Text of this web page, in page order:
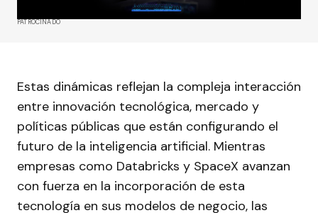
PATROCINADO
Estas dinámicas reflejan la compleja interacción
entre innovación tecnológica, mercado y
políticas públicas que están configurando el
futuro de la inteligencia artificial. Mientras
empresas como Databricks y SpaceX avanzan
con fuerza en la incorporación de esta
tecnología en sus modelos de negocio, las